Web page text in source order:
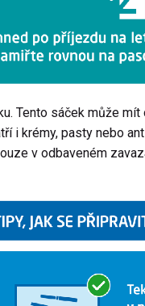
Tento sáček může
i krémy, pasty nebo
v odbaveném